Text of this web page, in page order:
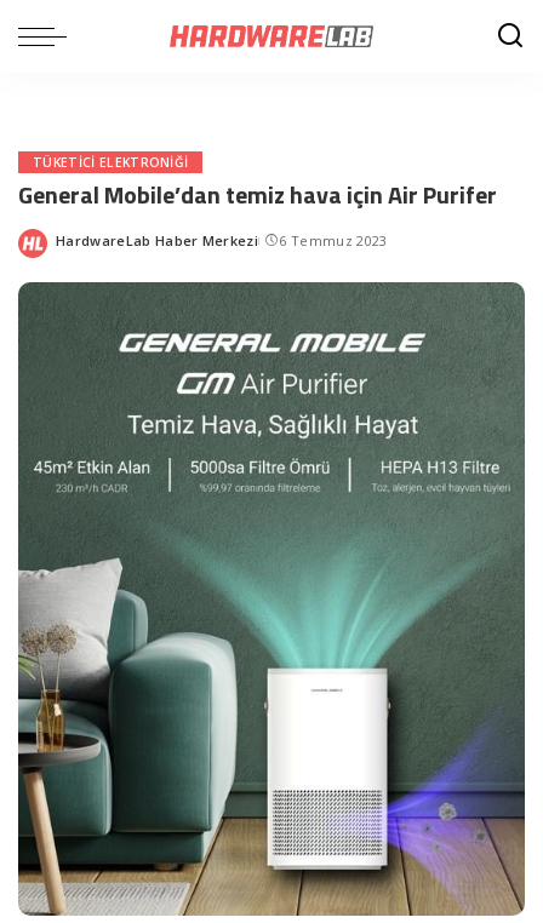
TÜKETICI ELEKTRONIĞI
General Mobile’dan temiz hava için Air Purifer
Posted
HardwareLab Haber Merkezi 6 Temmuz 2023